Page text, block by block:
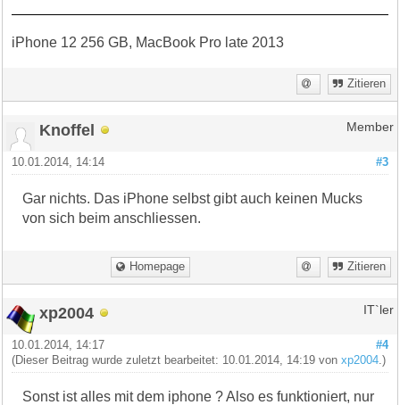
iPhone 12 256 GB, MacBook Pro late 2013
Zitieren
Knoffel Member
#3
10.01.2014, 14:14
Gar nichts. Das iPhone selbst gibt auch keinen Mucks
von sich beim anschliessen.
Homepage Zitieren
xp2004 IT`ler
#4
10.01.2014, 14:17
(Dieser Beitrag wurde zuletzt bearbeitet: 10.01.2014, 14:19 vonxp2004 .)
Sonst ist alles mit dem iphone ? Also es funktioniert, nur